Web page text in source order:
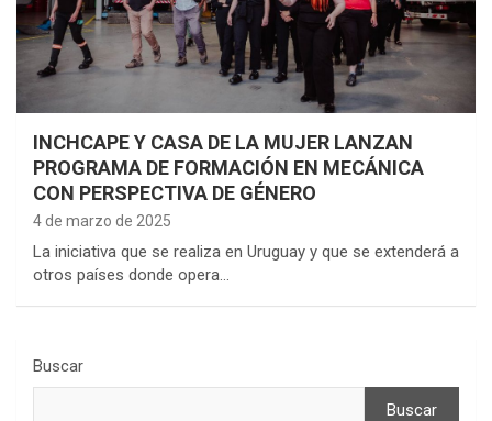
INCHCAPE Y CASA DE LA MUJER LANZAN
PROGRAMA DE FORMACIÓN EN MECÁNICA
CON PERSPECTIVA DE GÉNERO
4 de marzo de 2025
La iniciativa que se realiza en Uruguay y que se extenderá a
otros países donde opera…
Buscar
Buscar